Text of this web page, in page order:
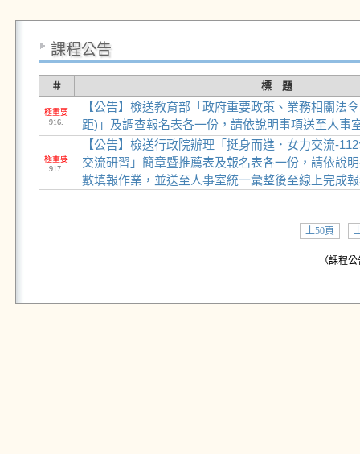
課程公告
＃ 標 題
極重要
916.
【公告】檢送教育部「政府重要政策、業務相關法
距)」及調查報名表各一份，請依說明事項送至人事
極重要
917.
【公告】檢送行政院辦理「挺身而進．女力交流-
交流研習」簡章暨推薦表及報名表各一份，請依說
數填報作業，並送至人事室統一彙整後至線上完成
上50頁
（課程